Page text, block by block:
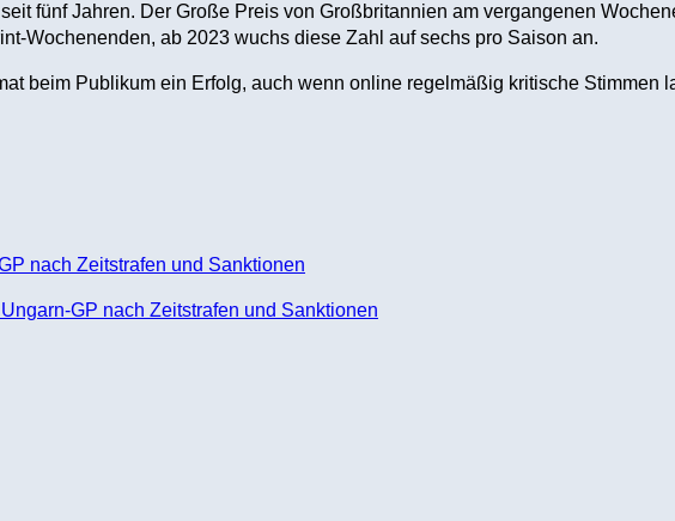
fünf Jahren. Der Große Preis von Großbritannien am vergangenen
Wochenenden, ab 2023 wuchs diese Zahl auf sechs pro Saison an.
beim Publikum ein Erfolg, auch wenn online regelmäßig kritische
GP nach Zeitstrafen und Sanktionen